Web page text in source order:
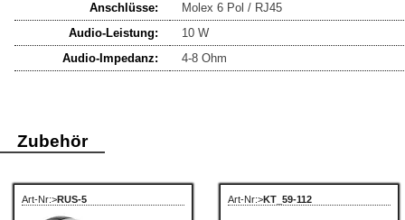
Anschlüsse:
Molex 6 Pol / RJ45
Audio-Leistung:
10 W
Audio-Impedanz:
4-8 Ohm
Zubehör
Art-Nr:>RUS-5 Art-Nr:>KT_59-112